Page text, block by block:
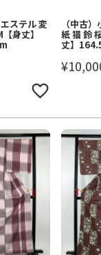
ステル 変
身丈】
（中古
紙 猫 鈴
丈】
¥